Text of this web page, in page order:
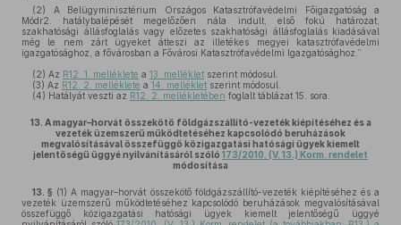
(2) A Belügyminisztérium Országos Katasztrófavédelmi Főigazgatóság a
Módr2. hatálybalépését megelőzően nála indult, első fokú határozat,
szakhatósági állásfoglalás vagy előzetes szakhatósági állásfoglalás kiadásával
még le nem zárt ügyeket átteszi az illetékes megyei katasztrófavédelmi
igazgatósághoz, a fővárosban a Fővárosi Katasztrófavédelmi Igazgatósághoz.”
(2) Az R12. 1. melléklete a 13. melléklet szerint módosul.
(3) Az R12. 2. melléklete a 14. melléklet szerint módosul.
(4) Hatályát veszti az R12. 2. mellékletében foglalt táblázat 15. sora.
13. A magyar–horvát összekötő földgázszállító-vezeték kiépítéséhez és a
vezeték üzemszerű működtetéséhez kapcsolódó beruházások
megvalósításával összefüggő közigazgatási hatósági ügyek kiemelt
jelentőségű üggyé nyilvánításáról szóló 173/2010. (V. 13.) Korm. rendelet
módosítása
13. § (1) A magyar–horvát összekötő földgázszállító-vezeték kiépítéséhez és a
vezeték üzemszerű működtetéséhez kapcsolódó beruházások megvalósításával
összefüggő közigazgatási hatósági ügyek kiemelt jelentőségű üggyé